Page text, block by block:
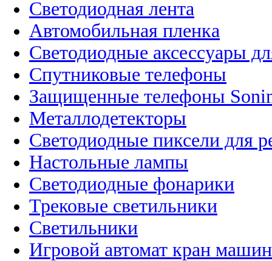
Светодиодная лента
Автомобильная пленка
Светодиодные аксессуары
Спутниковые телефоны
Защищенные телефоны
Металлодетекторы
Светодиодные пиксели для
Настольные лампы
Светодиодные фонарики
Трековые светильники
Светильники
Игровой автомат кран